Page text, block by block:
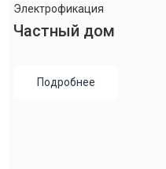
Электрофикация
Частный дом
Подробнее